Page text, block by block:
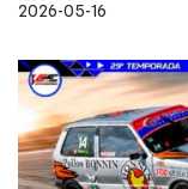
2026-05-16